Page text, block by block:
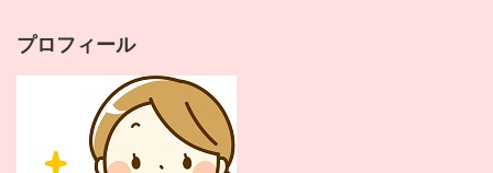
プロフィール